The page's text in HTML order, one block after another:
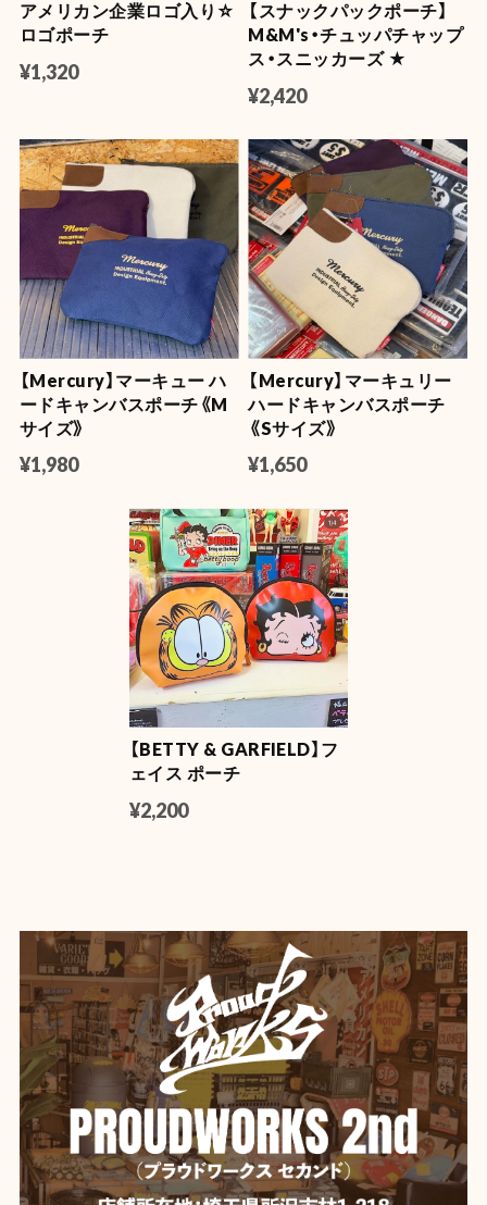
アメリカン企業ロゴ入り☆
ロゴポーチ
¥1,320
【スナックパックポーチ】
M&M's・チュッパチャップ
ス・スニッカーズ ★
¥2,420
【Mercury】マーキュー ハ
ードキャンバスポーチ《M
サイズ》
¥1,980
【Mercury】マーキュリー
ハードキャンバスポーチ
《Sサイズ》
¥1,650
【BETTY & GARFIELD】フ
ェイス ポーチ
¥2,200